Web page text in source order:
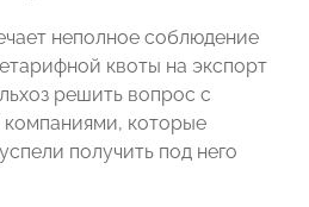
неполное соблюдение
квоты на экспорт
решить вопрос с
которые
получить под него